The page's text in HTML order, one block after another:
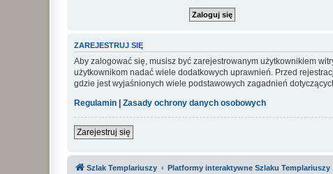
ZAREJESTRUJ SIĘ
Aby zalogować się, musisz być zarejestrowanym użytkownikiem
użytkownikom nadać wiele dodatkowych uprawnień. Przed
gdzie jest wyjaśnionych wiele podstawowych zagadnień
Regulamin
Zasady ochrony danych osobowych
Zarejestruj się
Szlak Templariuszy Platformy interaktywne Szlaku Templariuszy